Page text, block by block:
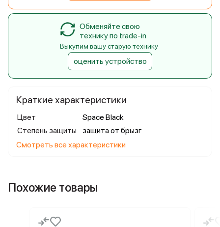
Краткие характеристики
Цвет
Space Black
Степень защиты
защита от брызг
Смотреть все характеристики
Обменяйте свою
технику по trade-in
Выкупим вашу старую технику
оценить устройство
Похожие товары